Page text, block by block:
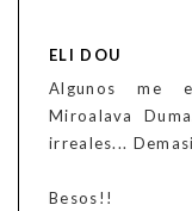
ELI DOU
Algunos me
Miroalava
irreales...
Besos!!